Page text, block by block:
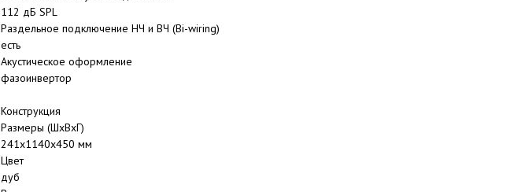
112 дБ SPL
Раздельное подключение НЧ и ВЧ (Bi-wiring)
есть
Акустическое оформление
фазоинвертор
Конструкция
Размеры (ШхВхГ)
241x1140x450 мм
Цвет
дуб